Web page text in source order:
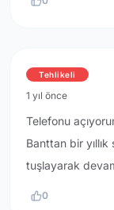
Tehlikeli
1 yıl önce
Telefonu
Banttan bir
tuşlayarak
0